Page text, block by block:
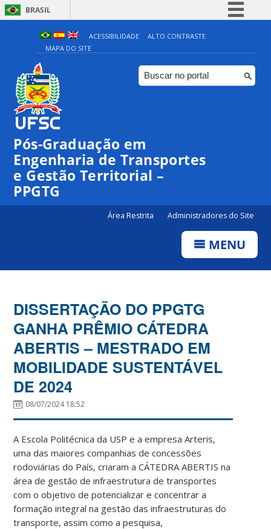
BRASIL
Simplifique!
Comunica BR
Participe
ACESSIBILIDADE
ALTO CONTRASTE
MAPA DO SITE
Pós-Graduação em
Engenharia de Transportes
e Gestão Territorial –
PPGTG
Área Restrita Administradores do Site
MENU
DISSERTAÇÃO DO PPGTG
GANHA PRÊMIO CÁTEDRA
ABERTIS – MESTRADO EM
MOBILIDADE SUSTENTÁVEL
DE 2024
08/07/2024 18:52
A Escola Politécnica da USP e a empresa Arteris,
uma das maiores companhias de concessões
rodoviárias do País, criaram a CÁTEDRA ABERTIS na
área de gestão de infraestrutura de transportes
com o objetivo de potencializar e concentrar a
formação integral na gestão das infraestruturas do
transporte, assim como a pesquisa,